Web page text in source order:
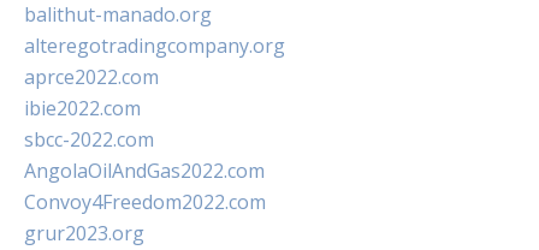
balithut-manado.org
alteregotradingcompany.org
aprce2022.com
ibie2022.com
sbcc-2022.com
AngolaOilAndGas2022.com
Convoy4Freedom2022.com
grur2023.org